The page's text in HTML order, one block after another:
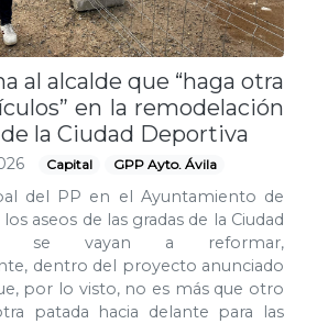
al alcalde que “haga otra
en la remodelación
la Ciudad Deportiva
Capital GPP Ayto. Ávila
del PP en el Ayuntamiento de
aseos de las gradas de la Ciudad
se vayan a reformar,
dentro del proyecto anunciado
por lo visto, no es más que otro
patada hacia delante para las